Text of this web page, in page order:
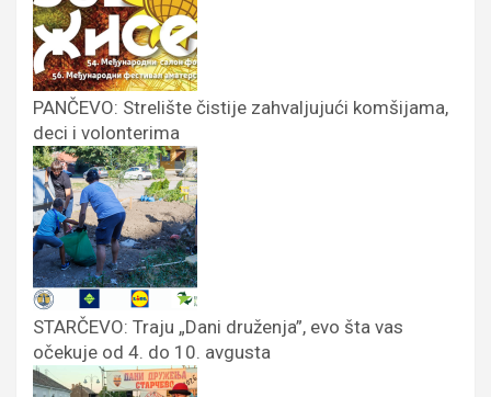
PANČEVO: Strelište čistije zahvaljujući komšijama,
deci i volonterima
STARČEVO: Traju „Dani druženja”, evo šta vas
očekuje od 4. do 10. avgusta